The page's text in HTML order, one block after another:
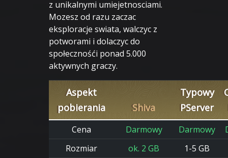
z unikalnymi umiejetnosciami.
Mozesz od razu zaczac
eksploracje swiata, walczyc z
potworami i dolaczyc do
społecznośći ponad 5.000
aktywnych graczy.
Aspekt
pobierania
Shiva
Typowy
PServer
Cena Darmowy Darmowy
Rozmiar
ok. 2 GB
1-5 GB